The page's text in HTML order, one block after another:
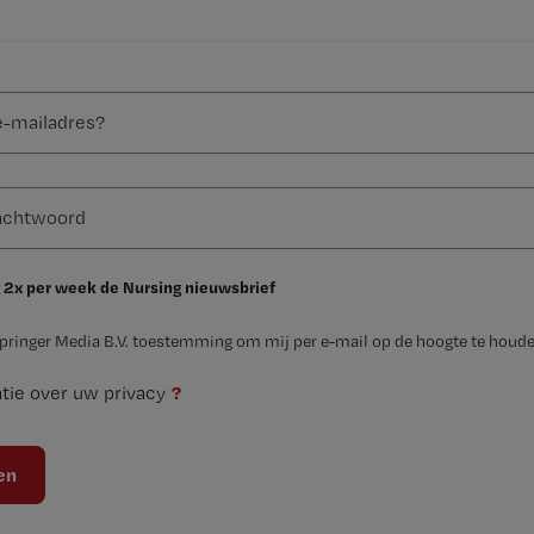
2x per week de Nursing nieuwsbrief
Media B.V. toestemming om mij per e-mail op de hoogte te
over uw privacy ?